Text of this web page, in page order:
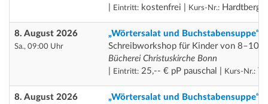
Eintritt: kostenfrei | Kurs-Nr.: Hardtberg
8. August 2026
Sa., 09:00 Uhr
„Wörtersalat und Buchstabensuppe“
Schreibworkshop für Kinder von 8–10
Bücherei Christuskirche Bonn
Eintritt: 25,-- € pP pauschal | Kurs-Nr.:
8. August 2026
„Wörtersalat und Buchstabensuppe“